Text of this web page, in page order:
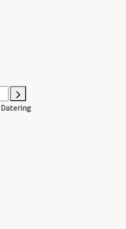
Datering